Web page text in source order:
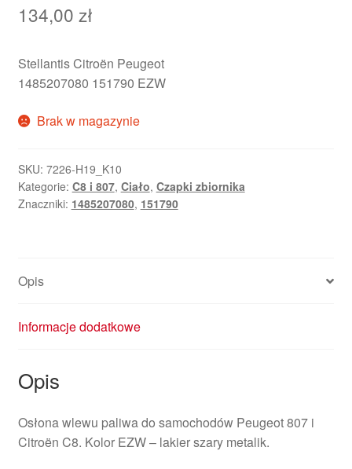
134,00 zł
Stellantis Citroën Peugeot
1485207080 151790 EZW
Brak w magazynie
SKU: 7226-H19_K10
Kategorie: C8 i 807, Ciało, Czapki zbiornika
Znaczniki: 1485207080, 151790
Opis
Informacje dodatkowe
Opis
Osłona wlewu paliwa do samochodów Peugeot 807 i
Citroën C8. Kolor EZW – lakier szary metalik.